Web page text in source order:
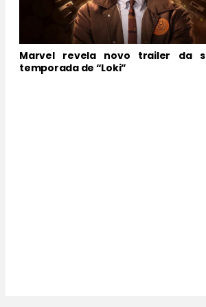
Marvel revela novo trailer da
temporada de “Loki”